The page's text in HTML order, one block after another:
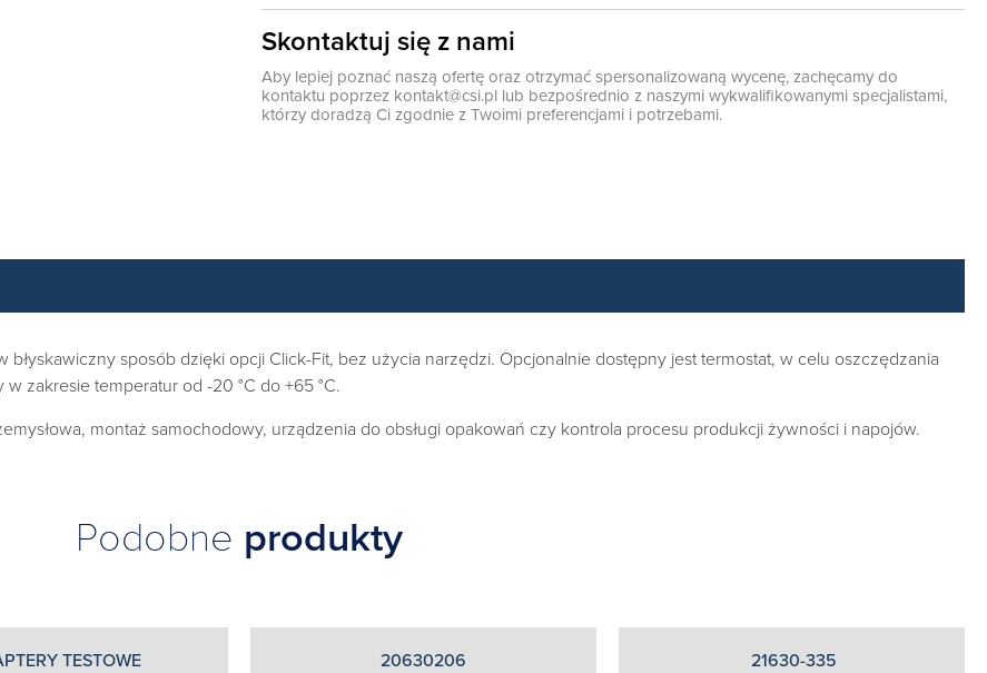
Skontaktuj się z nami
Aby lepiej poznać naszą ofertę oraz otrzymać spersonalizowaną wycenę, zachęcamy do
kontaktu poprzez kontakt@csi.pl lub bezpośrednio z naszymi wykwalifikowanymi specjalistami,
którzy doradzą Ci zgodnie z Twoimi preferencjami i potrzebami.
sposób dzięki opcji Click-Fit, bez użycia narzędzi. Opcjonalnie dostępny jest termostat, w celu oszczędzania
zakresie temperatur od -20 °C do +65 °C.
montaż samochodowy, urządzenia do obsługi opakowań czy kontrola procesu produkcji żywności i napojów.
Podobne produkty
TESTOWE 20630206 21630-335